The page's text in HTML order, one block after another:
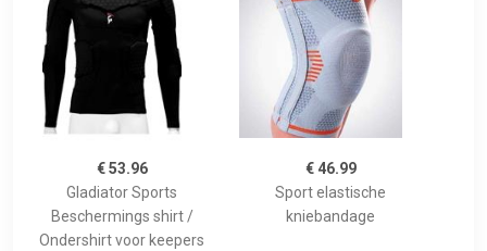
€ 53.96
Gladiator Sports
Beschermings shirt /
Ondershirt voor keepers
€ 46.99
Sport elastische
kniebandage